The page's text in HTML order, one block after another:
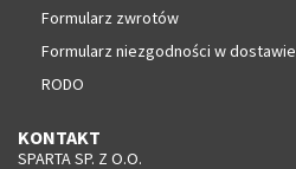
Formularz zwrotów
Formularz niezgodności w dostawie
RODO
KONTAKT
SPARTA SP. Z O.O.